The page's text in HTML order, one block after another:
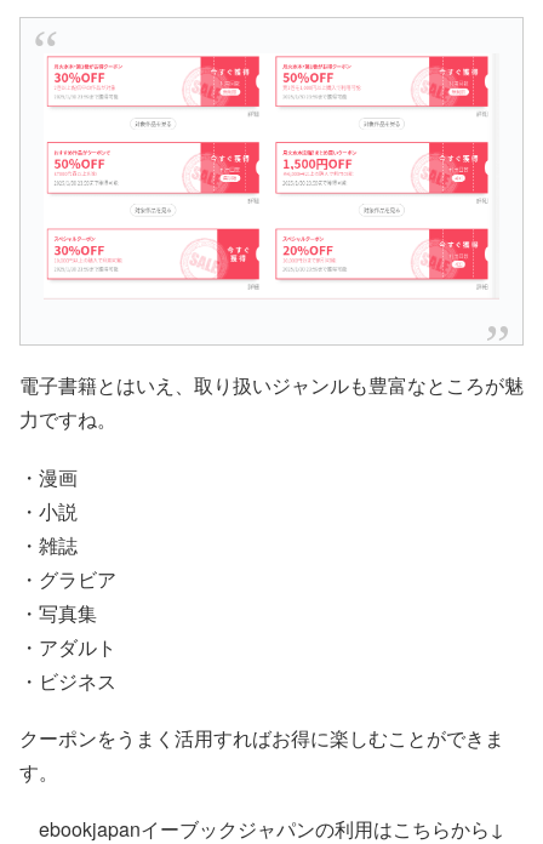
電子書籍とはいえ、取り扱いジャンルも豊富なところが魅
力ですね。
・漫画
・小説
・雑誌
・グラビア
・写真集
・アダルト
・ビジネス
クーポンをうまく活用すればお得に楽しむことができま
す。
ebookjapanイーブックジャパンの利用はこちらから↓